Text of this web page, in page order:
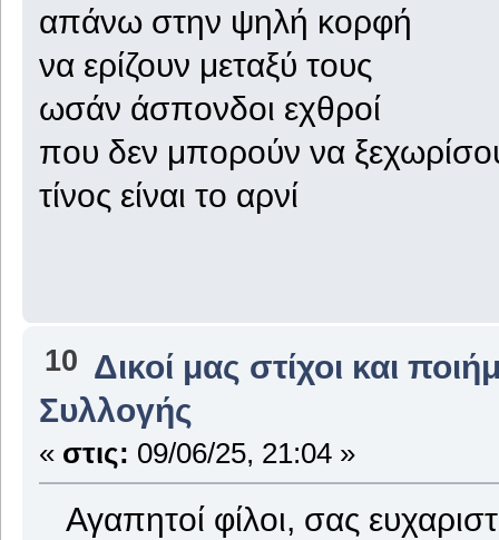
απάνω στην ψηλή κορφή
να ερίζουν μεταξύ τους
ωσάν άσπονδοι εχθροί
που δεν μπορούν να
τίνος είναι το αρνί
10 Δικοί μας στίχοι και
Συλλογής
« στις: 09/06/25, 21:04 »
Αγαπητοί φίλοι, σας